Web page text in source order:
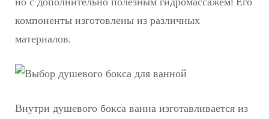
компоненты изготовлены из различных
материалов.
Внутри душевого бокса ванна изготавливается из